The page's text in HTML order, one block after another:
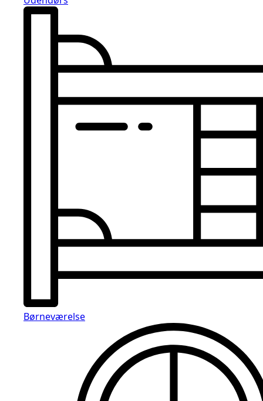
Børneværelse